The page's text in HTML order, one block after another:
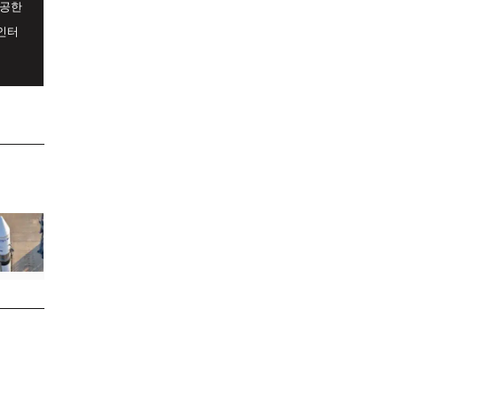
한
터